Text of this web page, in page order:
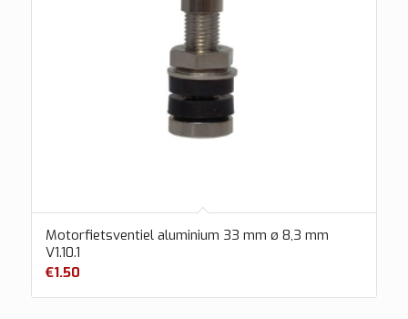
Motorfietsventiel aluminium 33 mm ø 8,3 mm
V1.10.1
€1.50